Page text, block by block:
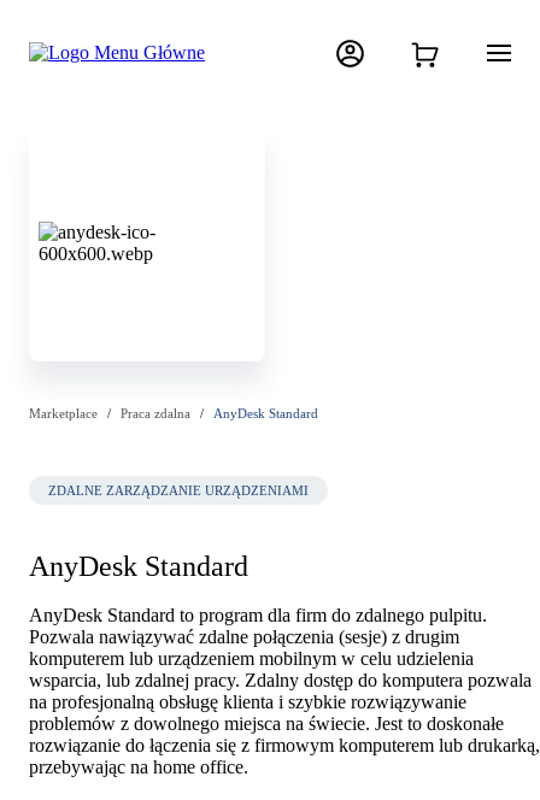
Marketplace Praca zdalna AnyDesk Standard
ZDALNE ZARZĄDZANIE URZĄDZENIAMI
AnyDesk Standard
AnyDesk Standard to program dla firm do zdalnego pulpitu.
Pozwala nawiązywać zdalne połączenia (sesje) z drugim
komputerem lub urządzeniem mobilnym w celu udzielenia
wsparcia, lub zdalnej pracy. Zdalny dostęp do komputera pozwala
na profesjonalną obsługę klienta i szybkie rozwiązywanie
problemów z dowolnego miejsca na świecie. Jest to doskonałe
rozwiązanie do łączenia się z firmowym komputerem lub drukarką,
przebywając na home office.